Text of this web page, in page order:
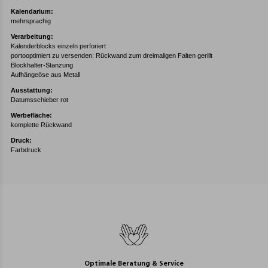
Kalendarium:
mehrsprachig
Verarbeitung:
Kalenderblocks einzeln perforiert
portooptimiert zu versenden: Rückwand zum dreimaligen Falten gerillt
Blockhalter-Stanzung
Aufhängeöse aus Metall
Ausstattung:
Datumsschieber rot
Werbefläche:
komplette Rückwand
Druck:
Farbdruck
Optimale Beratung & Service